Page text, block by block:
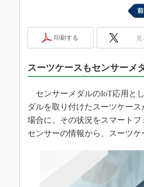
世
踊
こ
“
改
印刷する 見
スーツケースもセンサーメ
センサーメダルのIoT応用と
ダルを取り付けたスーツケー
場合に、その状況をスマート
センサーの情報から、スーツケ